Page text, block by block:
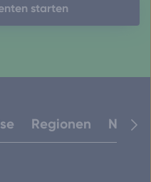
starten
Regionen